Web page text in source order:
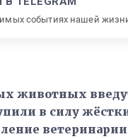
событиях нашей
животных
в силу